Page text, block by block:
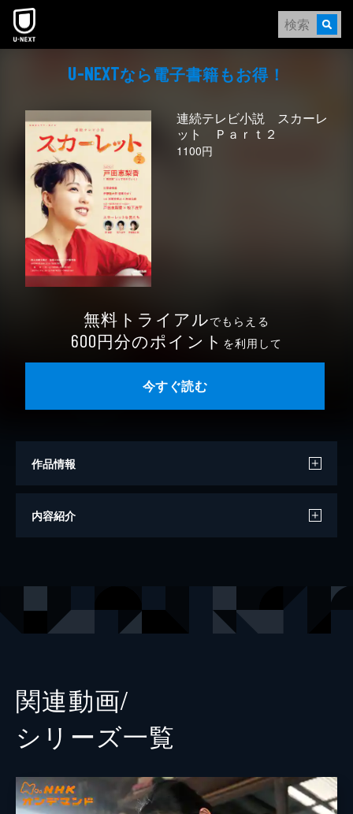
本文へスキップ
U-NEXTなら電⼦書籍もお得！
連続テレビ小説 スカーレ
ット Ｐａｒｔ２
1100円
無料トライアルでもらえる
600円分のポイント を利用して
今すぐ読む
作品情報
作
内容紹介
関連動画/
シリーズ⼀覧